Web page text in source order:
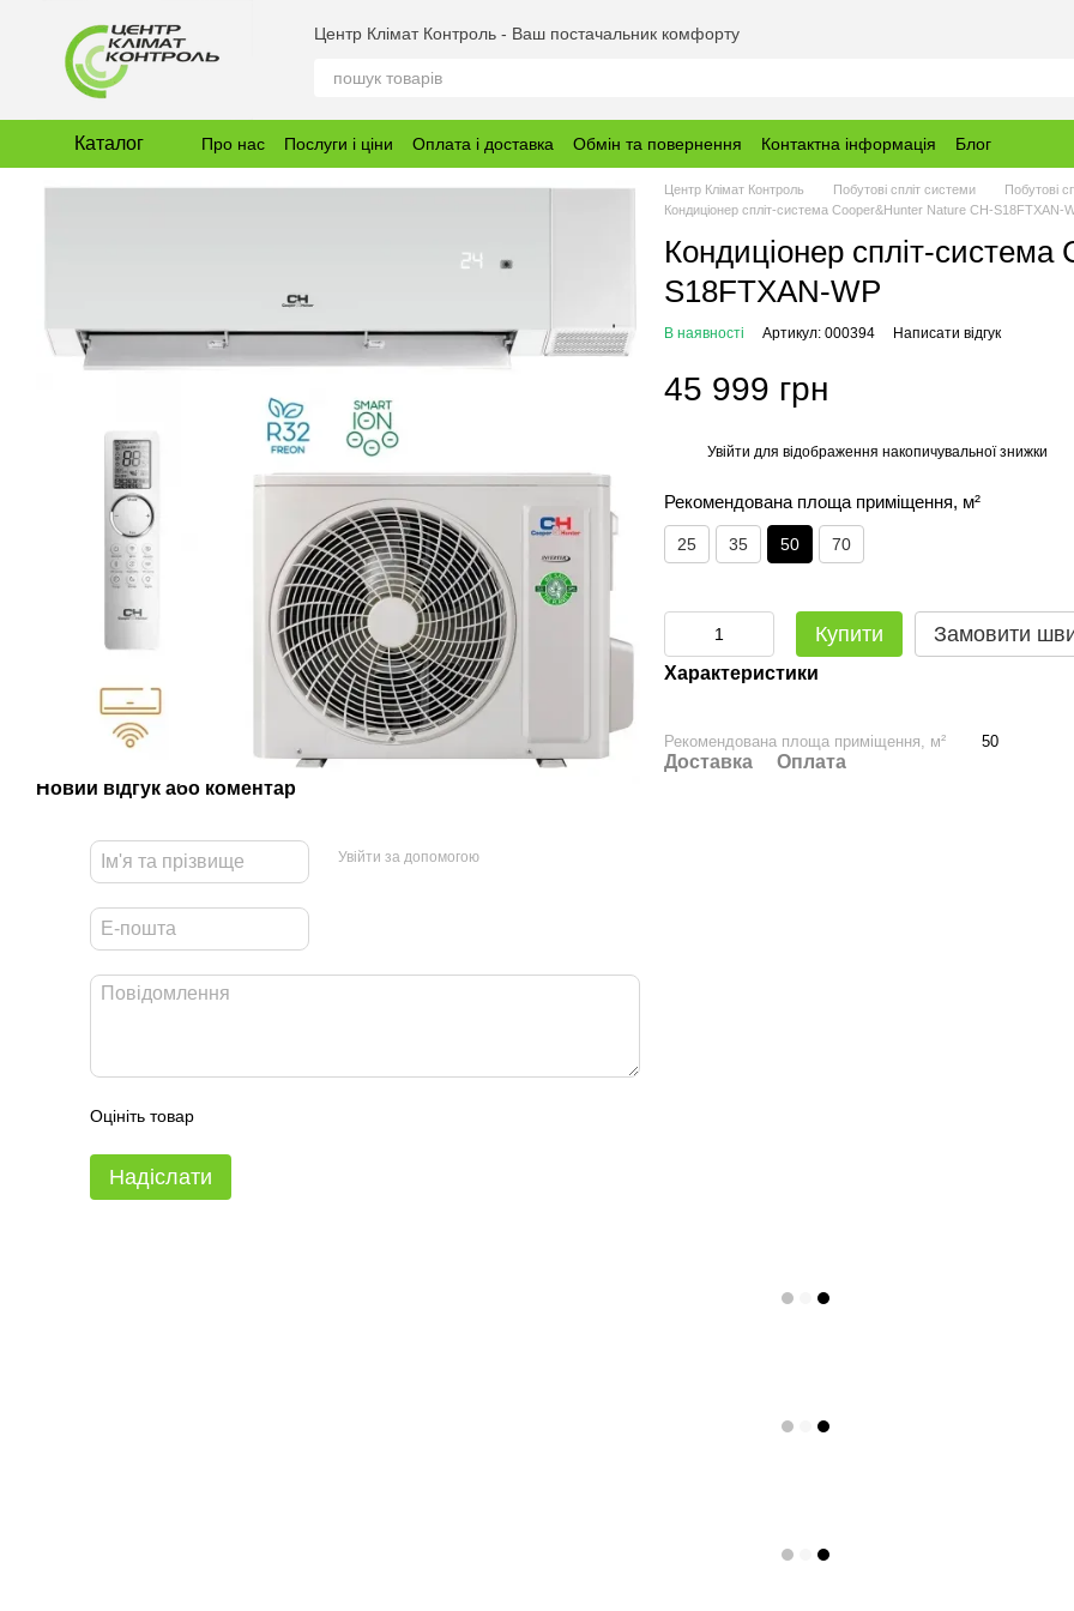
Центр Клімат Контроль - Ваш постачальник комфорту
Каталог Про нас Послуги і ціни Оплата і доставка Обмін та повернення Контактна інформація Блог
Новий відгук або коментар
Увійти за допомогою
Оцініть товар
Надіслати
Центр Клімат Контроль Побутові спліт системи
Побутові
Кондиціонер спліт-система Cooper&Hunter Nature CH-S18FTXAN-
Кондиціонер спліт-
S18FTXAN-WP
В наявності Артикул: 000394 Написати відгук
45 999 грн
Увійти для відображення накопичувальної знижки
Рекомендована площа приміщення, м²
25 35 50 70
Купити Замовити
Характеристики
Рекомендована площа приміщення, м² 50
Доставка Оплата